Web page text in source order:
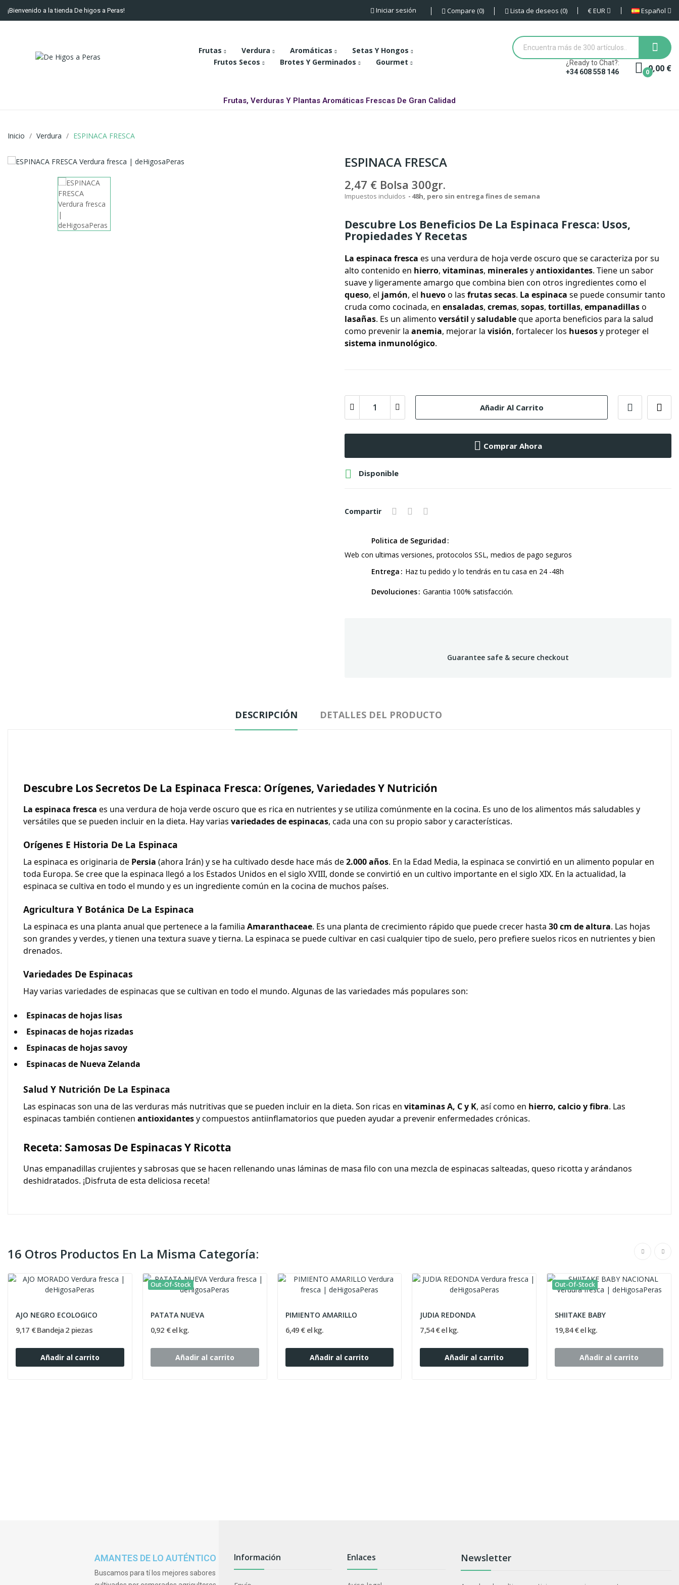
¡Bienvenido a la tienda De higos a Peras! Iniciar sesión Compare 0 Lista de deseos 0 €EUR Español
Frutas Verdura Aromáticas
Setas Y Hongos
Frutos Secos
Brotes Y Germinados Gourmet
¿Ready to Chat?:
+34 608 558 146
0,00 €
0
Frutas, Verduras Y Plantas Aromáticas Frescas De Gran Calidad
Inicio Verdura ESPINACA FRESCA
ESPINACA FRESCA
2,47 € Bolsa 300gr.
Impuestos incluidos 48h, pero sin entrega fines de semana
Descubre Los Beneficios De La Espinaca Fresca: Usos,
Propiedades Y Recetas
La espinaca fresca es una verdura de hoja verde oscuro que se caracteriza por su
alto contenido en hierro, vitaminas, mineralesyantioxidantes. Tiene un sabor
suave y ligeramente amargo que combina bien con otros ingredientes como el
queso, el jamón, el huevoo las frutas secas. La espinaca se puede consumir tanto
cruda como cocinada, en ensaladas, cremas, sopas, tortillas, empanadillaso
lasañas. Es un alimento versátil ysaludableque aporta beneficios para la salud
como prevenir la anemia, mejorar la visión, fortalecer los huesosy proteger el
sistema inmunológico.
Añadir Al Carrito
Comprar Ahora
 Disponible
Compartir
Politica de Seguridad
Web con ultimas versiones, protocolos SSL, medios de pago seguros
Entrega
Haz tu pedido y lo tendrás en tu casa en 24 -48h
Devoluciones Garantia 100% satisfacción.
Guarantee safe & secure checkout
DESCRIPCIÓN DETALLES DEL PRODUCTO
Descubre Los Secretos De La Espinaca Fresca: Orígenes, Variedades Y Nutrición
La espinaca fresca es una verdura de hoja verde oscuro que es rica en nutrientes y se utiliza comúnmente en la cocina. Es uno de los alimentos más saludables y
versátiles que se pueden incluir en la dieta. Hay varias variedades de espinacas, cada una con su propio sabor y características.
Orígenes E Historia De La Espinaca
La espinaca es originaria de Persia (ahora Irán) y se ha cultivado desde hace más de2.000 años. En la Edad Media, la espinaca se convirtió en un alimento popular en
toda Europa. Se cree que la espinaca llegó a los Estados Unidos en el siglo XVIII, donde se convirtió en un cultivo importante en el siglo XIX. En la actualidad, la
espinaca se cultiva en todo el mundo y es un ingrediente común en la cocina de muchos países.
Agricultura Y Botánica De La Espinaca
La espinaca es una planta anual que pertenece a la familia Amaranthaceae. Es una planta de crecimiento rápido que puede crecer hasta 30 cm de altura. Las hojas
son grandes y verdes, y tienen una textura suave y tierna. La espinaca se puede cultivar en casi cualquier tipo de suelo, pero prefiere suelos ricos en nutrientes y bien
drenados.
Variedades De Espinacas
Hay varias variedades de espinacas que se cultivan en todo el mundo. Algunas de las variedades más populares son:
Espinacas de hojas lisas
Espinacas de hojas rizadas
Espinacas de hojas savoy
Espinacas de Nueva Zelanda
Salud Y Nutrición De La Espinaca
Las espinacas son una de las verduras más nutritivas que se pueden incluir en la dieta. Son ricas en vitaminas A, C y K, así como en hierro, calcio y fibra. Las
espinacas también contienen antioxidantesy compuestos antiinflamatorios que pueden ayudar a prevenir enfermedades crónicas.
Receta: Samosas De Espinacas Y Ricotta
Unas empanadillas crujientes y sabrosas que se hacen rellenando unas láminas de masa filo con una mezcla de espinacas salteadas, queso ricotta y arándanos
deshidratados. ¡Disfruta de esta deliciosa receta!
16 Otros Productos En La Misma Categoría:
AJO NEGRO ECOLOGICO
9,17 € Bandeja 2 piezas
Añadir al carrito
Out-Of-Stock
PATATA NUEVA
0,92 € el kg.
Añadir al carrito
PIMIENTO AMARILLO
6,49 € el kg.
Añadir al carrito
JUDIA REDONDA
7,54 € el kg.
Añadir al carrito
Out-Of-Stock
SHIITAKE BABY
19,84 € el kg.
Añadir al carrito
AMANTES DE LO AUTÉNTICO
Buscamos para tí los mejores sabores
Información Enlaces Newsletter